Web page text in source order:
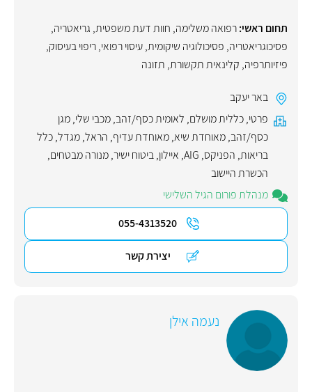
תחום ראשי:רפואה משלימה, חוות דעת משפטית, גריאטריה,
פסיכוגריאטריה, פסיכולוגיה שיקומית,עיסוי רפואי,ריפוי בעיסוק,
פיזיותרפיה, קלינאית תקשורת, תזונה
באר יעקב
פרטי,כללית מושלם, לאומית כסף/זהב,מכבי שלי,מגן
כסף/זהב,מאוחדת שיא,מאוחדת עדיף, הראל,מגדל,כלל
בריאות, הפניקס,
AIG
, איילון,ביטוח ישיר,מנורה מבטחים,
הכשרת היישוב
מנהלת פורום הגיל השלישי
055-4313520
יצירת קשר
נעמה אילן